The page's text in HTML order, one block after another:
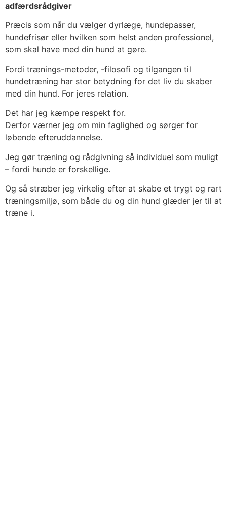
adfærdsrådgiver
Præcis som når du vælger dyrlæge, hundepasser,
hundefrisør eller hvilken som helst anden professionel,
som skal have med din hund at gøre.
Fordi trænings-metoder, -filosofi og tilgangen til
hundetræning har stor betydning for det liv du skaber
med din hund. For jeres relation.
Det har jeg kæmpe respekt for.
Derfor værner jeg om min faglighed og sørger for
løbende efteruddannelse.
Jeg gør træning og rådgivning så individuel som muligt
– fordi hunde er forskellige.
Og så stræber jeg virkelig efter at skabe et trygt og rart
træningsmiljø, som både du og din hund glæder jer til at
træne i.